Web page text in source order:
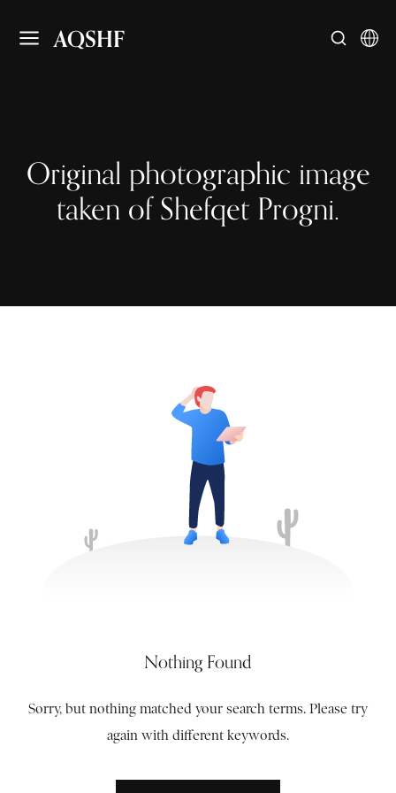
AQSHF
Original photographic image
taken of Shefqet Progni.
Nothing Found
Sorry, but nothing matched your search terms. Please try
again with different keywords.